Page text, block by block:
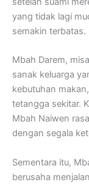
yang tidak lagi
semakin terbatas.
Mbah Darem,
sanak keluarga
kebutuhan
tetangga sekitar.
Mbah Naiwen
dengan segala
Sementara itu,
berusaha